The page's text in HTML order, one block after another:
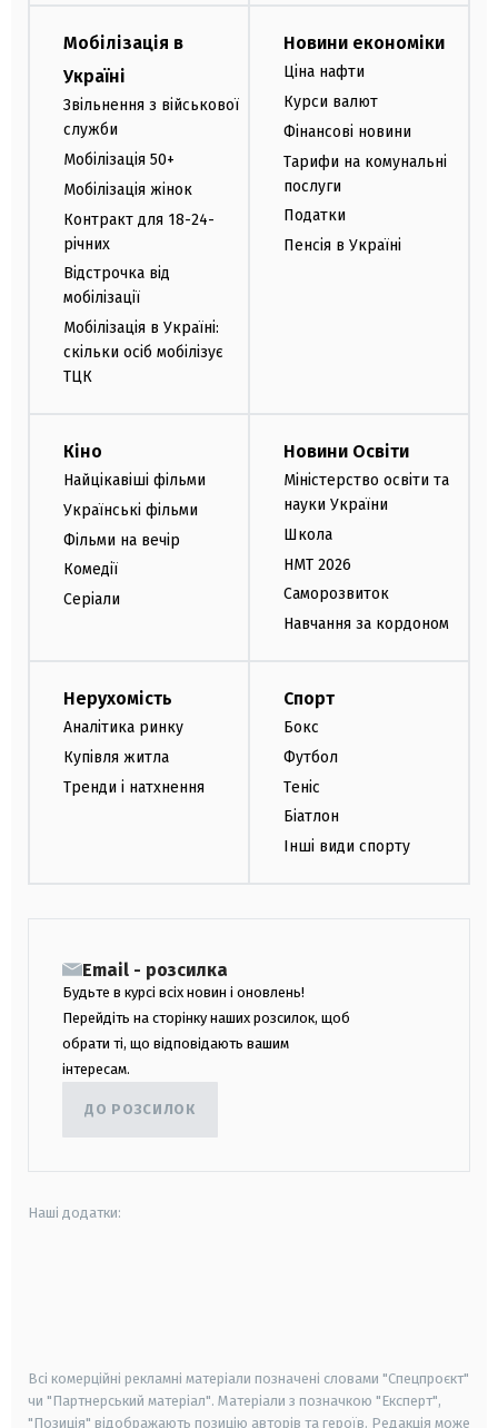
Мобілізація в
Україні
Звільнення з військової
служби
Мобілізація 50+
Мобілізація жінок
Контракт для 18-24-
річних
Відстрочка від
мобілізації
Мобілізація в Україні:
скільки осіб мобілізує
ТЦК
Новини економіки
Ціна нафти
Курси валют
Фінансові новини
Тарифи на комунальні
послуги
Податки
Пенсія в Україні
Кіно
Найцікавіші фільми
Українські фільми
Фільми на вечір
Комедії
Серіали
Новини Освіти
Міністерство освіти та
науки України
Школа
НМТ 2026
Саморозвиток
Навчання за кордоном
Нерухомість
Аналітика ринку
Купівля житла
Тренди і натхнення
Спорт
Бокс
Футбол
Теніс
Біатлон
Інші види спорту
Email - розсилка
Будьте в курсі всіх новин і оновлень!
Перейдіть на сторінку наших розсилок, щоб
обрати ті, що відповідають вашим
інтересам.
ДО РОЗСИЛОК
Наші додатки:
Всі комерційні рекламні матеріали позначені словами "Спецпроєкт"
чи "Партнерський матеріал". Матеріали з позначкою "Експерт",
"Позиція" відображають позицію авторів та героїв. Редакція може